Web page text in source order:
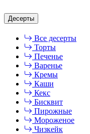
Десерты
Все десерты
Торты
Печенье
Варенье
Кремы
Каши
Кекс
Бисквит
Пирожные
Мороженое
Чизкейк